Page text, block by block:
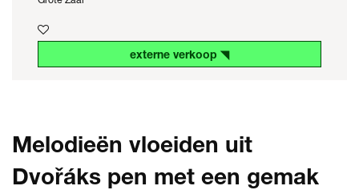
externe verkoop ◥
Melodieën vloeiden uit
Dvořáks pen met een gemak